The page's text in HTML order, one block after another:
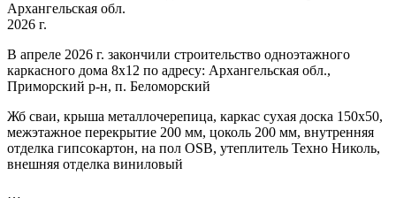
Архангельская обл.
2026 г.
В апреле 2026 г. закончили строительство одноэтажного
каркасного дома 8х12 по адресу: Архангельская обл.,
Приморский р-н, п. Беломорский
Жб сваи, крыша металлочерепица, каркас сухая доска 150х50,
межэтажное перекрытие 200 мм, цоколь 200 мм, внутренняя
отделка гипсокартон, на пол OSB, утеплитель Техно Николь,
внешняя отделка виниловый
…